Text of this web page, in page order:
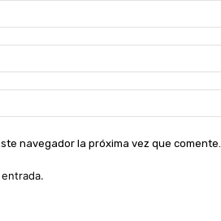
navegador la próxima vez que comente.